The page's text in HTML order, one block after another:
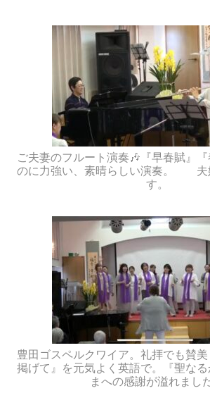
ご夫妻のフルート演奏🎶『早春賦』
のに力強い、素晴らしい演奏。 夫
す。
豊田ゴスペルクワイア。礼拝でも賛
掲げて』を元気よく英語で。『聖な
まへの感謝が溢れまし